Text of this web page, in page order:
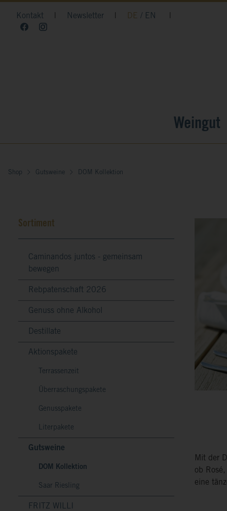
Kontakt Newsletter DE EN
Weingut
Shop Gutsweine DOM Kollektion
Sortiment
Caminandos juntos - gemeinsam
bewegen
Rebpatenschaft 2026
Genuss ohne Alkohol
Destillate
Aktionspakete
Terrassenzeit
Überraschungspakete
Genusspakete
Literpakete
Gutsweine
DOM Kollektion
Saar Riesling
FRITZ WILLI
Mit der
ob
eine